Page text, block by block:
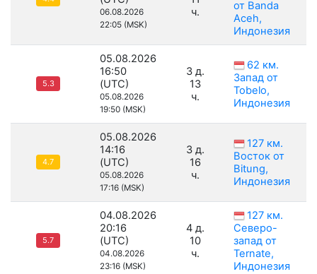
06.08.2026
22:05 (MSK)
ч.
от Banda
Aceh,
Индонезия
5.3
05.08.2026
16:50
(UTC)
05.08.2026
19:50 (MSK)
3 д.
13
ч.
62 км.
Запад от
Tobelo,
Индонезия
4.7
05.08.2026
14:16
(UTC)
05.08.2026
17:16 (MSK)
3 д.
16
ч.
127 км.
Восток от
Bitung,
Индонезия
5.7
04.08.2026
20:16
(UTC)
04.08.2026
23:16 (MSK)
4 д.
10
ч.
127 км.
Северо-
запад от
Ternate,
Индонезия